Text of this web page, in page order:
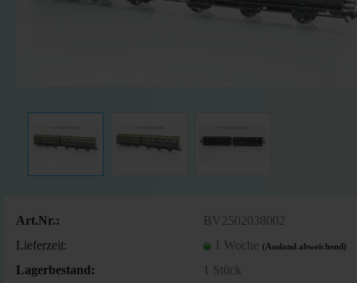
Art.Nr.:
BV2502038002
Lieferzeit:
1 Woche (Ausland abweichend)
Lagerbestand: 1 Stück